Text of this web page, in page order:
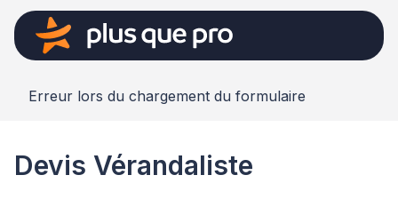
Erreur lors du chargement du formulaire
Devis Vérandaliste